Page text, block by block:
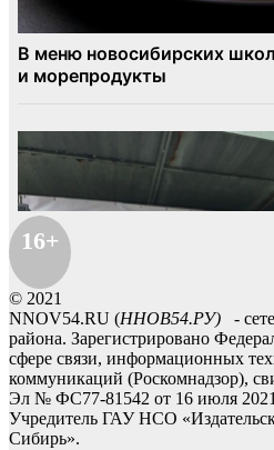
16+
© 2021
NNOV54.RU (ННОВ54.РУ) -
района. Зарегистрировано
сфере связи, информационных
коммуникаций (Роскомнадзор),
Эл № ФС77-81542 от 16 июля
Учредитель ГАУ НСО
Сибирь».